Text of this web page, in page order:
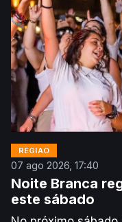
REGIÃO
07 ago 2026, 17:40
Noite Branca
este sábado